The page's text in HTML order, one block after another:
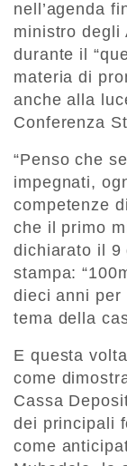
nell’agenda
ministro degli
durante il
materia di
anche alla
Conferenza
“Penso che
impegnati,
competenze
che il primo
dichiarato il 9
stampa:
dieci anni per
tema della
E questa
come
Cassa
dei principali
come